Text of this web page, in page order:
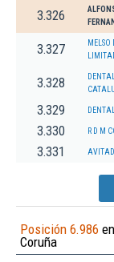
3.326
3.327
MELSO
3.328
3.329
3.330 R D M
3.331
Posición 6.986
Coruña